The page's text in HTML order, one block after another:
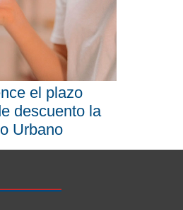
el plazo
descuento la
Urbano